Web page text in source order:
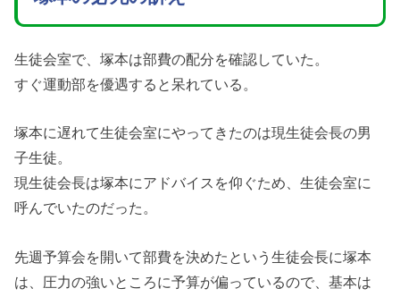
生徒会室で、塚本は部費の配分を確認していた。
すぐ運動部を優遇すると呆れている。
塚本に遅れて生徒会室にやってきたのは現生徒会長の男
子生徒。
現生徒会長は塚本にアドバイスを仰ぐため、生徒会室に
呼んでいたのだった。
先週予算会を開いて部費を決めたという生徒会長に塚本
は、圧力の強いところに予算が偏っているので、基本は